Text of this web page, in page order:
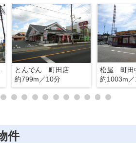
店
とんでん 町田店
約799m／10分
松屋 町田
約1003m
件